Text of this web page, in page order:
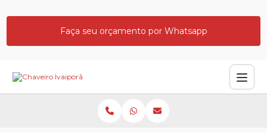
Faça seu orçamento por Whatsapp